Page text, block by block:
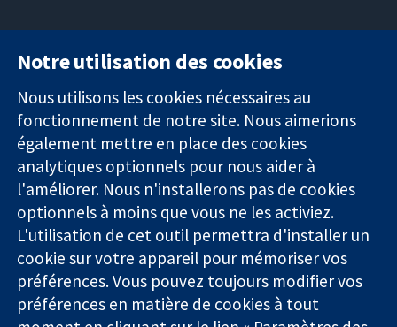
Des données
probantes.
Des décisions
éclairées.
Une meilleure
santé.
11-13 Cavendish
Square
Londres
W1G0AN
Royaume-Uni
nous
Actualités
Service de
presse
Qui sommes-
nous
Offres
d'emploi
Library
Notre utilisation des cookies
Nous utilisons les cookies nécessaires au
fonctionnement de notre site. Nous aimerions
également mettre en place des cookies
analytiques optionnels pour nous aider à
l'améliorer. Nous n'installerons pas de cookies
optionnels à moins que vous ne les activiez.
L'utilisation de cet outil permettra d'installer un
cookie sur votre appareil pour mémoriser vos
préférences. Vous pouvez toujours modifier vos
préférences en matière de cookies à tout